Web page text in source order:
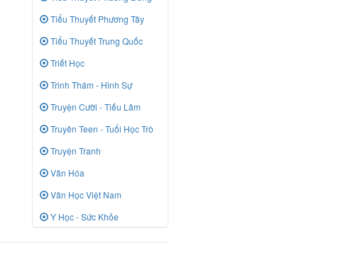
Tiểu Thuyết Phương Tây
Tiểu Thuyết Trung Quốc
Triết Học
Trinh Thám - Hình Sự
Truyện Cười - Tiếu Lâm
Truyên Teen - Tuổi Học Trò
Truyện Tranh
Văn Hóa
Văn Học Việt Nam
Y Học - Sức Khỏe